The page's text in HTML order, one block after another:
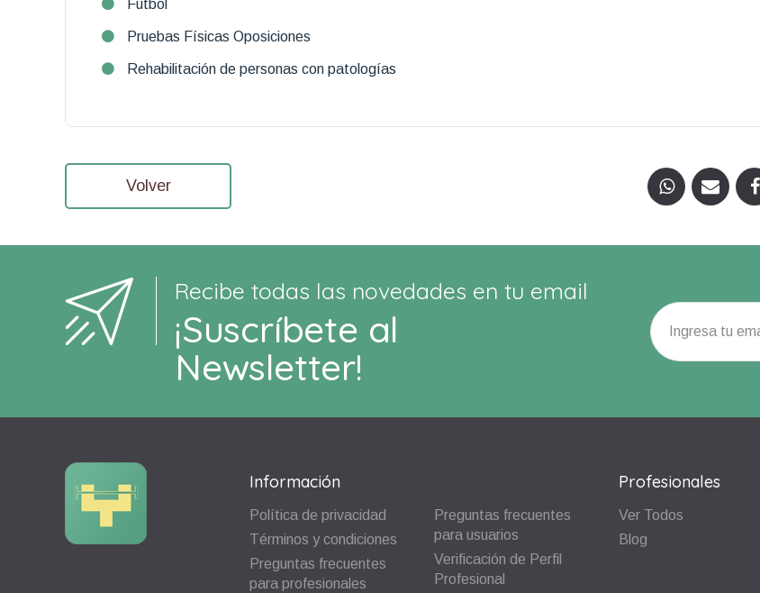
Fútbol
Pruebas Físicas Oposiciones
Rehabilitación de personas con patologías
Volver
Recibe todas las novedades en tu email
¡Suscríbete al
Newsletter!
Información
Política de privacidad
Términos y condiciones
Preguntas frecuentes
para profesionales
Preguntas frecuentes
para usuarios
Verificación de Perfil
Profesional
Profesionales
Ver Todos
Blog